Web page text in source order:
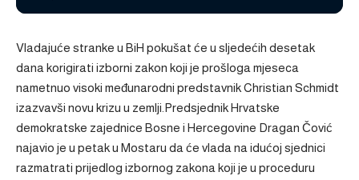
Vladajuće stranke u BiH pokušat će u sljedećih desetak
dana korigirati izborni zakon koji je prošloga mjeseca
nametnuo visoki međunarodni predstavnik Christian Schmidt
izazvavši novu krizu u zemlji.Predsjednik Hrvatske
demokratske zajednice Bosne i Hercegovine Dragan Čović
najavio je u petak u Mostaru da će vlada na idućoj sjednici
razmatrati prijedlog izbornog zakona koji je u proceduru